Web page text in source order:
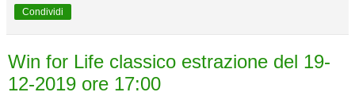
Condividi
Win for Life classico estrazione del 19-
12-2019 ore 17:00